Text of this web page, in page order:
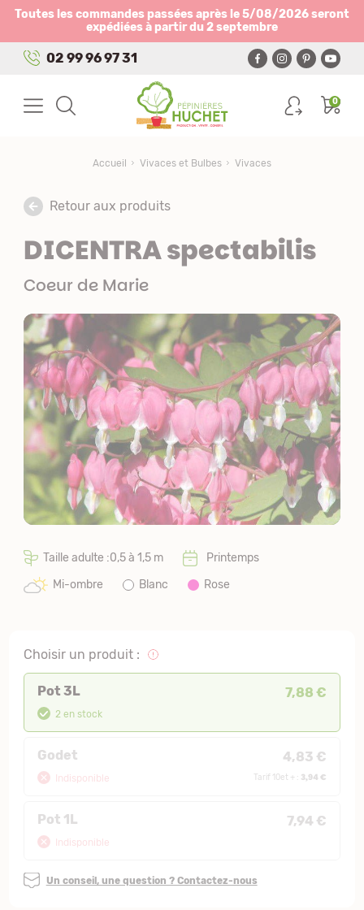
Toutes les commandes passées après le 5/08/2026 seront
expédiées à partir du 2 septembre
02 99 96 97 31
0
Accueil Vivaces et Bulbes Vivaces
Retour aux produits
DICENTRA spectabilis
Coeur de Marie
Taille adulte :0,5 à 1,5 m
Printemps
Mi-ombre
Blanc Rose
Choisir un produit :
Pot 3L 7,88 €
2 en stock
Godet 4,83 €
Indisponible Tarif 10et + : 3,94 €
Pot 1L 7,94 €
Indisponible
Un conseil, une question ? Contactez-nous
Panneau de gestion des cookies